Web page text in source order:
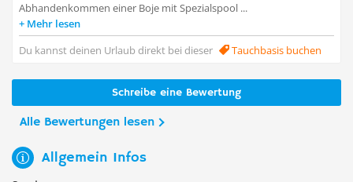
Abhandenkommen einer Boje mit Spezialspool ...
Mehr lesen
Du kannst deinen Urlaub direkt bei dieser
Tauchbasis buchen
Schreibe eine Bewertung
Alle Bewertungen lesen
Allgemein Infos